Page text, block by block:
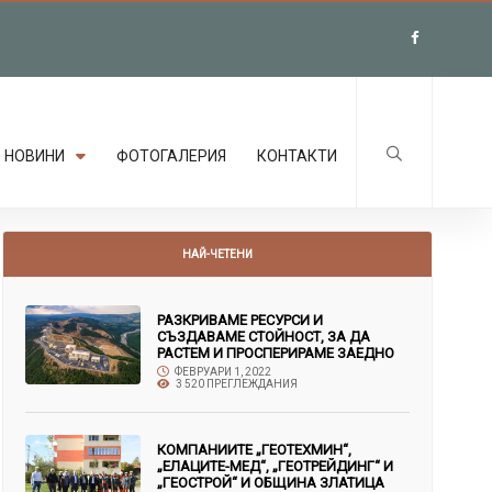
НОВИНИ ФОТОГАЛЕРИЯ КОНТАКТИ
НАЙ-ЧЕТЕНИ
РАЗКРИВАМЕ РЕСУРСИ И
СЪЗДАВАМЕ СТОЙНОСТ, ЗА ДА
РАСТЕМ И ПРОСПЕРИРАМЕ ЗАЕДНО
ФЕВРУАРИ 1, 2022
3 520 ПРЕГЛЕЖДАНИЯ
КОМПАНИИТЕ „ГЕОТЕХМИН“,
„ЕЛАЦИТЕ-МЕД“, „ГЕОТРЕЙДИНГ“ И
„ГЕОСТРОЙ“ И ОБЩИНА ЗЛАТИЦА